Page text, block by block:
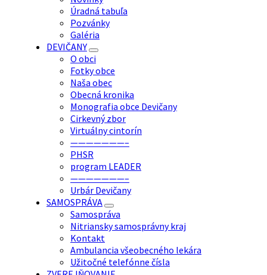
Úradná tabuľa
Pozvánky
Galéria
DEVIČANY
O obci
Fotky obce
Naša obec
Obecná kronika
Monografia obce Devičany
Cirkevný zbor
Virtuálny cintorín
———————–
PHSR
program LEADER
———————–
Urbár Devičany
SAMOSPRÁVA
Samospráva
Nitriansky samosprávny kraj
Kontakt
Ambulancia všeobecného lekára
Užitočné telefónne čísla